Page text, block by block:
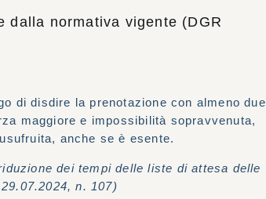
dalla normativa vigente (DGR
di disdire la prenotazione con almeno due
maggiore e impossibilità sopravvenuta,
anche se è esente.
dei tempi delle liste di attesa delle
n. 107)